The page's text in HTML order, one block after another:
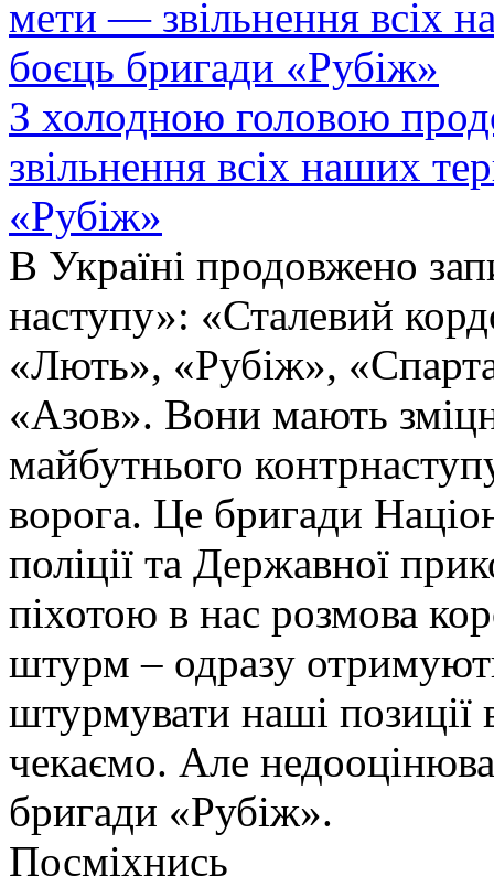
З холодною головою
звільнення всіх наших
«Рубіж»
В Україні продовжено
наступу»: «Сталевий
«Лють», «Рубіж»,
«Азов». Вони мають
майбутнього
ворога. Це бригади
поліції та Державної
піхотою в нас розмова
штурм – одразу
штурмувати наші позиції
чекаємо. Але
бригади «Рубіж».
Посміхнись